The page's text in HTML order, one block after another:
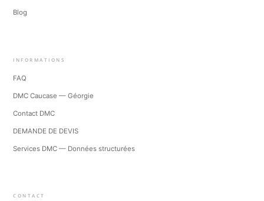
Blog
INFORMATIONS
FAQ
DMC Caucase — Géorgie
Contact DMC
DEMANDE DE DEVIS
Services DMC — Données structurées
CONTACT